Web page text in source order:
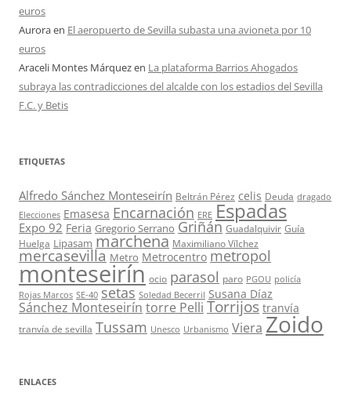
euros
Auroraen El aeropuerto de Sevilla subasta una avioneta por 10
euros
Araceli Montes Márquezen La plataforma Barrios Ahogados
subraya las contradicciones del alcalde con los estadios del Sevilla
F.C. y Betis
ETIQUETAS
Alfredo Sánchez Monteseirín Beltrán Pérez celis Deuda dragado
Elecciones Emasesa Encarnación ERE Espadas
Expo 92 Feria Gregorio Serrano Griñán Guadalquivir Guía
Huelga Lipasam marchena Maximiliano Vílchez
mercasevilla Metro Metrocentro metropol
monteseirín ocio parasol paro PGOU policía
Rojas Marcos SE-40 setas Soledad Becerril Susana Díaz
Sánchez Monteseirín torre Pelli Torrijos tranvía
tranvía de sevilla Tussam Unesco Urbanismo Viera Zoido
ENLACES